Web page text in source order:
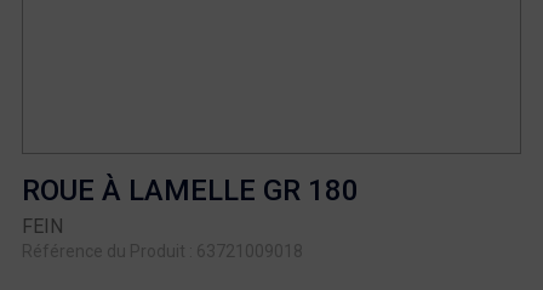
ROUE À LAMELLE GR 180
FEIN
Référence du Produit : 63721009018